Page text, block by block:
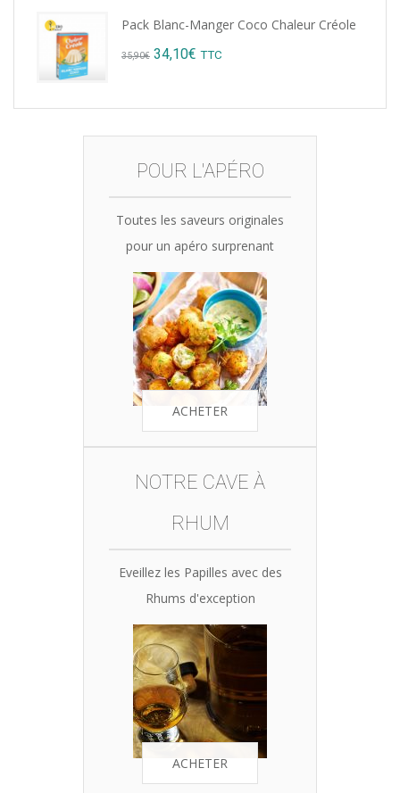
Pack Blanc-Manger Coco Chaleur Créole
35,90€ Original
was:
35,90€.
34,10€ Current
is:
34,10€.
TTC
POUR L'APÉRO
Toutes les saveurs originales
pour un apéro surprenant
ACHETER
NOTRE CAVE À
RHUM
Eveillez les Papilles avec des
Rhums d'exception
ACHETER